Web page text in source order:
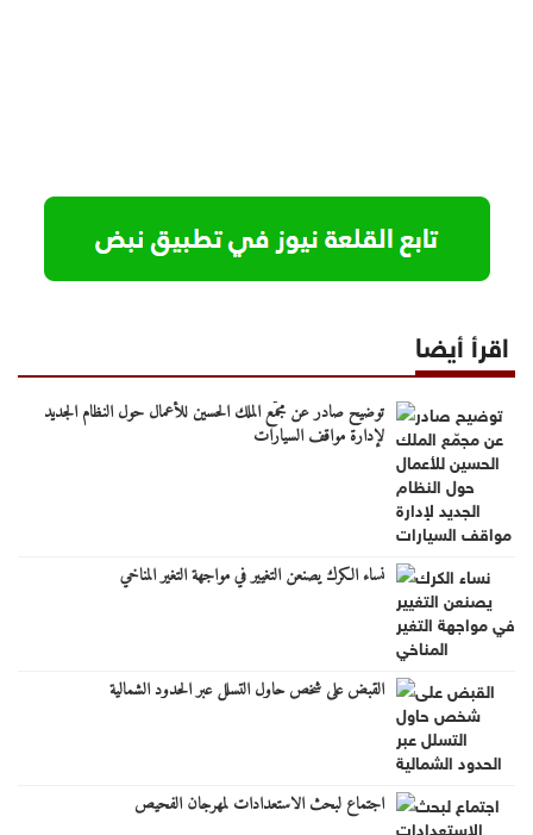
اقرأ أيضا
توضيح صادر عن مجمّع الملك الحسين للأعمال حول النظام الجديد
لإدارة مواقف السيارات
نساء الكرك يصنعن التغيير في مواجهة التغير المناخي
القبض على شخص حاول التسلل عبر الحدود الشمالية
اجتماع لبحث الاستعدادات لمهرجان الفحيص